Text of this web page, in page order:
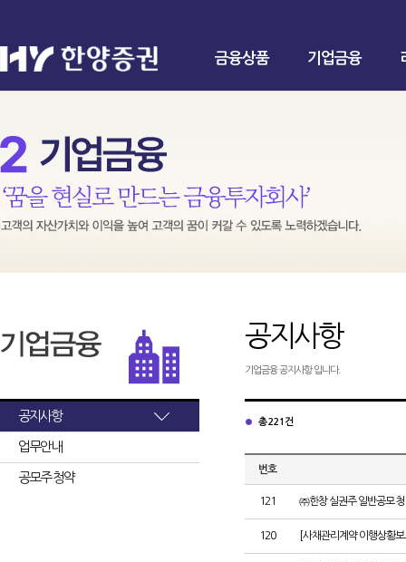
금융상품 기업금융
공지사항
업무안내
공모주 청약
공지사항
기업금융 공지사항 입니다.
총 221건
번호
121 ㈜한창 실권주 일반공모
120 [사채관리계약 이행상황